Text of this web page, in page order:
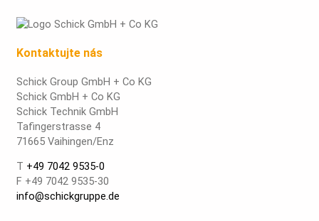
Kontaktujte nás
Schick Group GmbH + Co KG
Schick GmbH + Co KG
Schick Technik GmbH
Tafingerstrasse 4
71665 Vaihingen/Enz
T +49 7042 9535-0
F +49 7042 9535-30
info@schickgruppe.de